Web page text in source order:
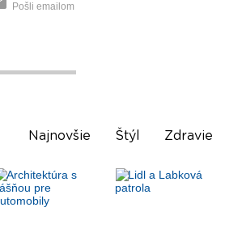
Pošli emailom
Najnovšie Štýl Zdravie